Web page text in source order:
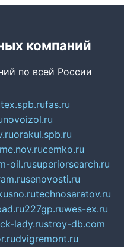
компаний
по всей России
fas.ru
novoizol.ru
orakul.spb.ru
cemko.ru
oil.rusuperiorsearch.ru
senovosti.ru
technosaratov.ru
227gp.ruwes-ex.ru
lady.rustroy-db.com
dvigremont.ru